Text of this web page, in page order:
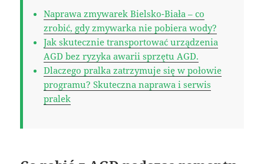
Naprawa zmywarek Bielsko-Biała – co
zrobić, gdy zmywarka nie pobiera wody?
Jak skutecznie transportować urządzenia
AGD bez ryzyka awarii sprzętu AGD.
Dlaczego pralka zatrzymuje się w połowie
programu? Skuteczna naprawa i serwis
pralek